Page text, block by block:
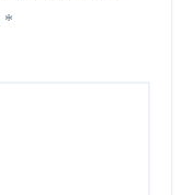
*